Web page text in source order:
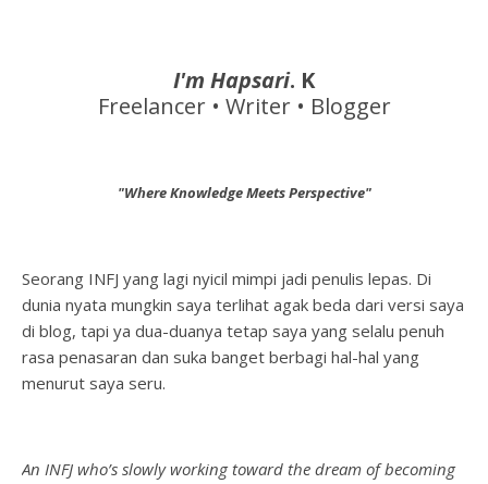
I'm Hapsari. K
Freelancer • Writer • Blogger
"Where Knowledge Meets Perspective"
Seorang INFJ yang lagi nyicil mimpi jadi penulis lepas. Di
dunia nyata mungkin saya terlihat agak beda dari versi saya
di blog, tapi ya dua-duanya tetap saya yang selalu penuh
rasa penasaran dan suka banget berbagi hal-hal yang
menurut saya seru.
An INFJ who’s slowly working toward the dream of becoming